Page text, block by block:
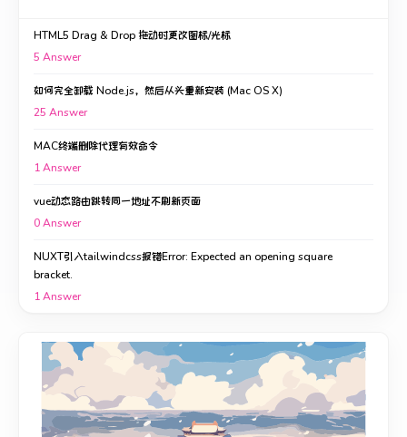
HTML5 Drag & Drop 拖动时更改图标/光标
5 Answer
如何完全卸载 Node.js，然后从头重新安装 (Mac OS X)
25 Answer
MAC终端删除代理有效命令
1Answer
vue动态路由跳转同一地址不刷新页面
0Answer
NUXT引入tailwindcss报错Error: Expected an opening square
bracket.
1Answer